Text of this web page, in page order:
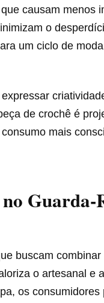
causam menos
o
um ciclo de
de crochê é
mais
Guarda-
buscam
o artesanal e
os consumidores